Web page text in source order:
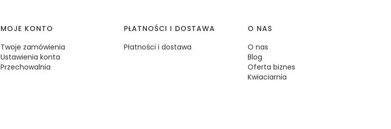
MOJE KONTO
Twoje zamówienia
Ustawienia konta
Przechowalnia
PŁATNOŚCI I DOSTAWA
Płatności i dostawa
O NAS
O nas
Blog
Oferta biznes
Kwiaciarnia